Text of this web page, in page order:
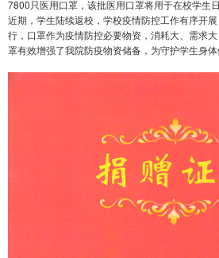
7800只医用口罩，该批医用口罩将用于在校学生日
近期，学生陆续返校，学校疫情防控工作有序开
行，口罩作为疫情防控必要物资，消耗大、需求
罩有效增强了我院防疫物资储备，为守护学生身体